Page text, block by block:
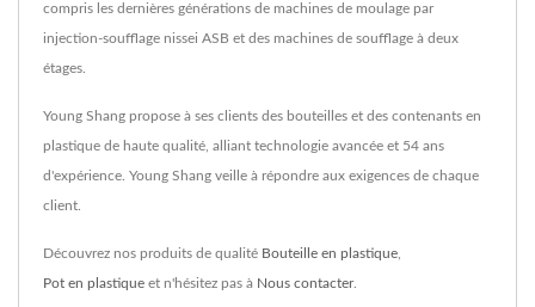
compris les dernières générations de machines de moulage par
injection-soufflage nissei ASB et des machines de soufflage à deux
étages.
Young Shang propose à ses clients des bouteilles et des contenants en
plastique de haute qualité, alliant technologie avancée et 54 ans
d'expérience. Young Shang veille à répondre aux exigences de chaque
client.
Découvrez nos produits de qualité Bouteille en plastique,
Pot en plastique et n'hésitez pas à Nous contacter.